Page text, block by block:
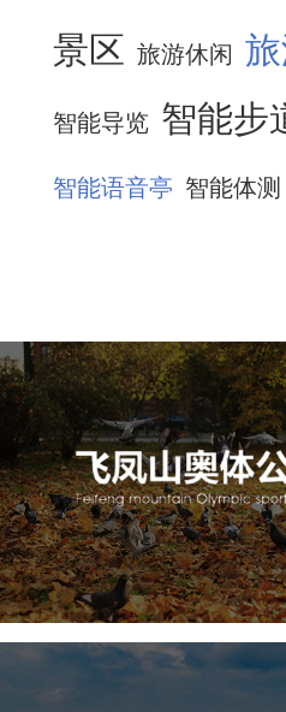
景区 旅游休闲
智能导览 智能步
智能语音亭 智能体测
飞凤山奥体
旅游休闲 公园 AI人工智能
智慧体育公园
智能步道
智
AR太极
智能体测